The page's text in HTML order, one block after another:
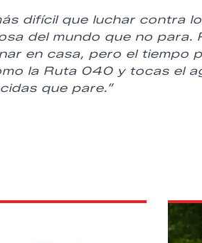
difícil que luchar contra
del mundo que no para.
en casa, pero el tiempo
la Ruta 040 y tocas el
que pare.”